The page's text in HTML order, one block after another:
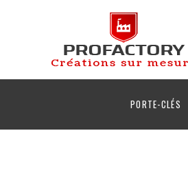
PORTE-CLÉS